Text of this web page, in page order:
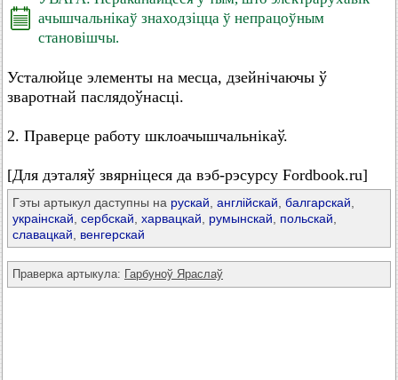
ачышчальнікаў знаходзіцца ў непрацоўным
становішчы.
Усталюйце элементы на месца, дзейнічаючы ў
зваротнай паслядоўнасці.
2. Праверце работу шклоачышчальнікаў.
[Для дэталяў звярніцеся да вэб-рэсурсу Fordbook.ru]
Гэты артыкул даступны на рускай англійскай балгарскай
украінскай сербскай харвацкай румынскай польскай
славацкай
венгерскай
Праверка артыкула: Гарбуноў Яраслаў